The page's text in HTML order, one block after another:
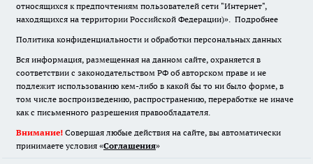
относящихся к предпочтениям пользователей сети "Интернет",
находящихся на территории Российской Федерации)». Подробнее
Политика конфиденциальности и обработки персональных данных
Вся информация, размещенная на данном сайте, охраняется в
соответствии с законодательством РФ об авторском праве и не
подлежит использованию кем-либо в какой бы то ни было форме, в
том числе воспроизведению, распространению, переработке не иначе
как с письменного разрешения правообладателя.
Внимание! Совершая любые действия на сайте, вы автоматически
принимаете условия «Cоглашения»